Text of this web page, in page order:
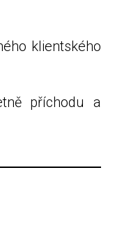
klientského
příchodu a